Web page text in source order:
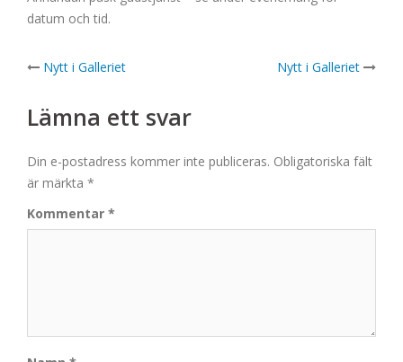
datum och tid.
Post
navigation
Nytt i Galleriet Nytt i Galleriet
Lämna ett svar
Din e-postadress kommer inte publiceras. Obligatoriska fält
är märkta *
Kommentar *